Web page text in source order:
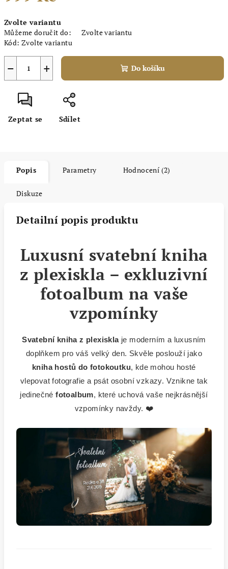
cena:
Zvolte variantu
Můžeme doručit do:
Zvolte variantu
Kód: Zvolte variantu
+
− Do košíku
Zeptat se Sdílet
Popis Parametry Hodnocení (2)
Diskuze
Detailní popis produktu
Luxusní svatební kniha
z plexiskla – exkluzivní
fotoalbum na vaše
vzpomínky
Svatební kniha z plexisklaje moderním a luxusním
doplňkem pro váš velký den. Skvěle poslouží jako
kniha hostů do fotokoutku, kde mohou hosté
vlepovat fotografie a psát osobní vzkazy. Vznikne tak
jedinečnéfotoalbum, které uchová vaše nejkrásnější
vzpomínky navždy. ❤️